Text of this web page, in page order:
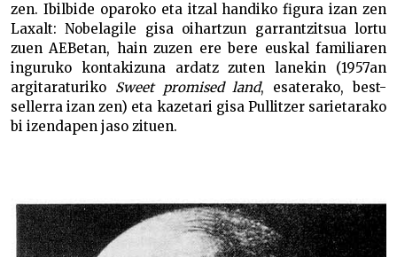
zen. Ibilbide oparoko eta itzal handiko figura izan zen
Laxalt: Nobelagile gisa oihartzun garrantzitsua lortu
zuen AEBetan, hain zuzen ere bere euskal familiaren
inguruko kontakizuna ardatz zuten lanekin (1957an
argitaraturiko Sweet promised land, esaterako, best-
sellerra izan zen) eta kazetari gisa Pullitzer sarietarako
bi izendapen jaso zituen.